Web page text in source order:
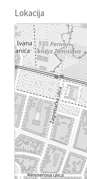
Lokacija